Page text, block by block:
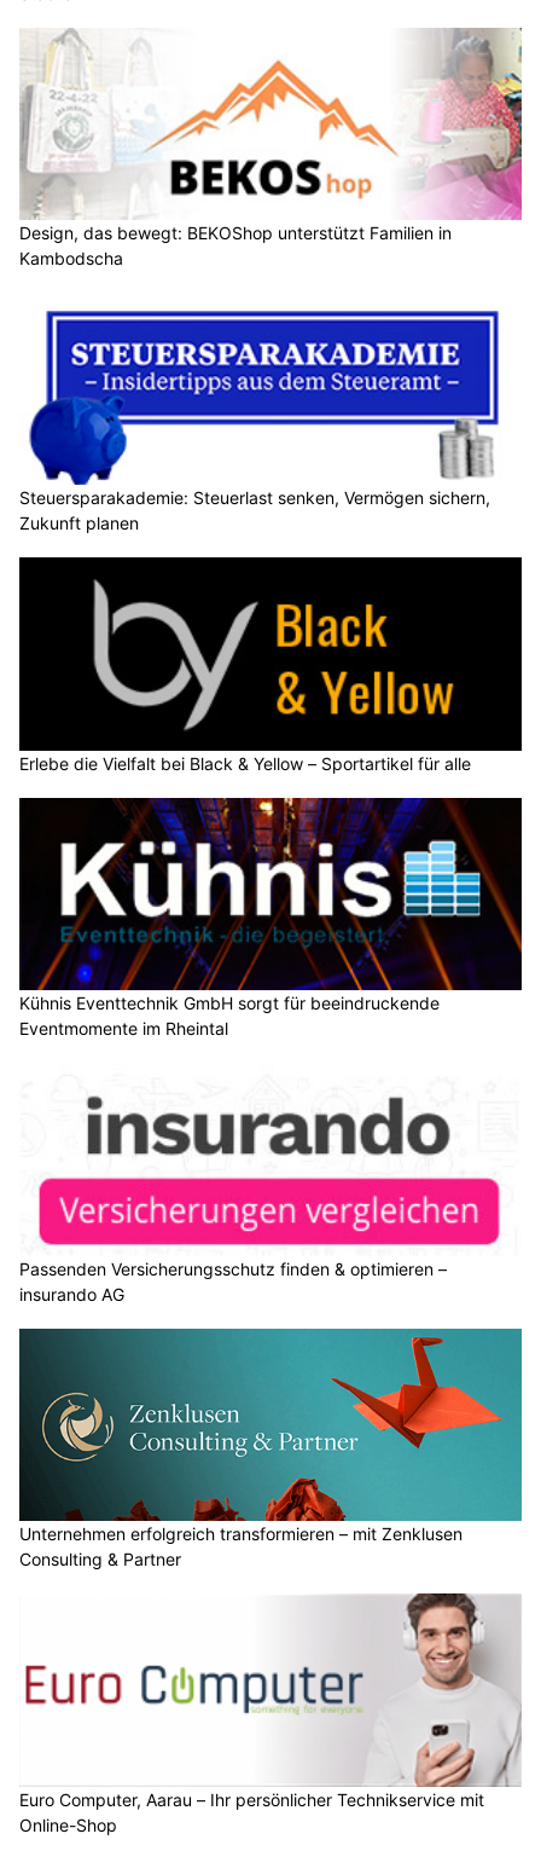
Design, das bewegt: BEKOShop unterstützt Familien in
Kambodscha
Steuersparakademie: Steuerlast senken, Vermögen sichern,
Zukunft planen
Erlebe die Vielfalt bei Black & Yellow – Sportartikel für alle
Kühnis Eventtechnik GmbH sorgt für beeindruckende
Eventmomente im Rheintal
Passenden Versicherungsschutz finden & optimieren –
insurando AG
Unternehmen erfolgreich transformieren – mit Zenklusen
Consulting & Partner
Euro Computer, Aarau – Ihr persönlicher Technikservice mit
Online-Shop